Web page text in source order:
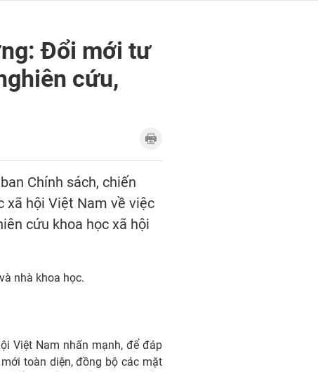
Đổi mới tư
cứu,
Chính sách, chiến
xã hội Việt Nam về việc
cứu khoa học xã hội
nhà khoa học.
Việt Nam nhấn mạnh, để đáp
toàn diện, đồng bộ các mặt